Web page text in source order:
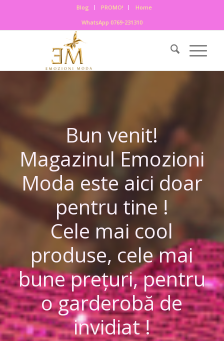
Blog PROMO!
Home
WhatsApp 0769-231310
Bun venit!
Magazinul Emozioni
Moda este aici doar
pentru tine !
Cele mai cool
produse, cele mai
bune prețuri, pentru
o garderobă de
invidiat !